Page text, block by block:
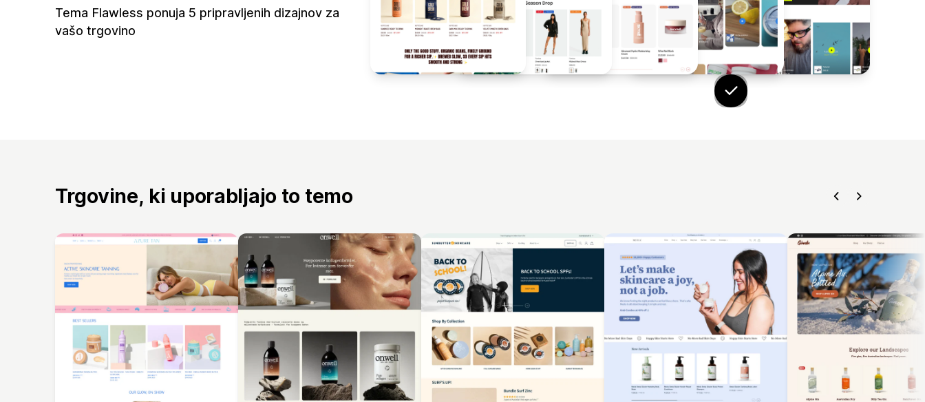
Tema Flawless ponuja 5 pripravljenih dizajnov za
vašo trgovino
Trgovine, ki uporabljajo to temo